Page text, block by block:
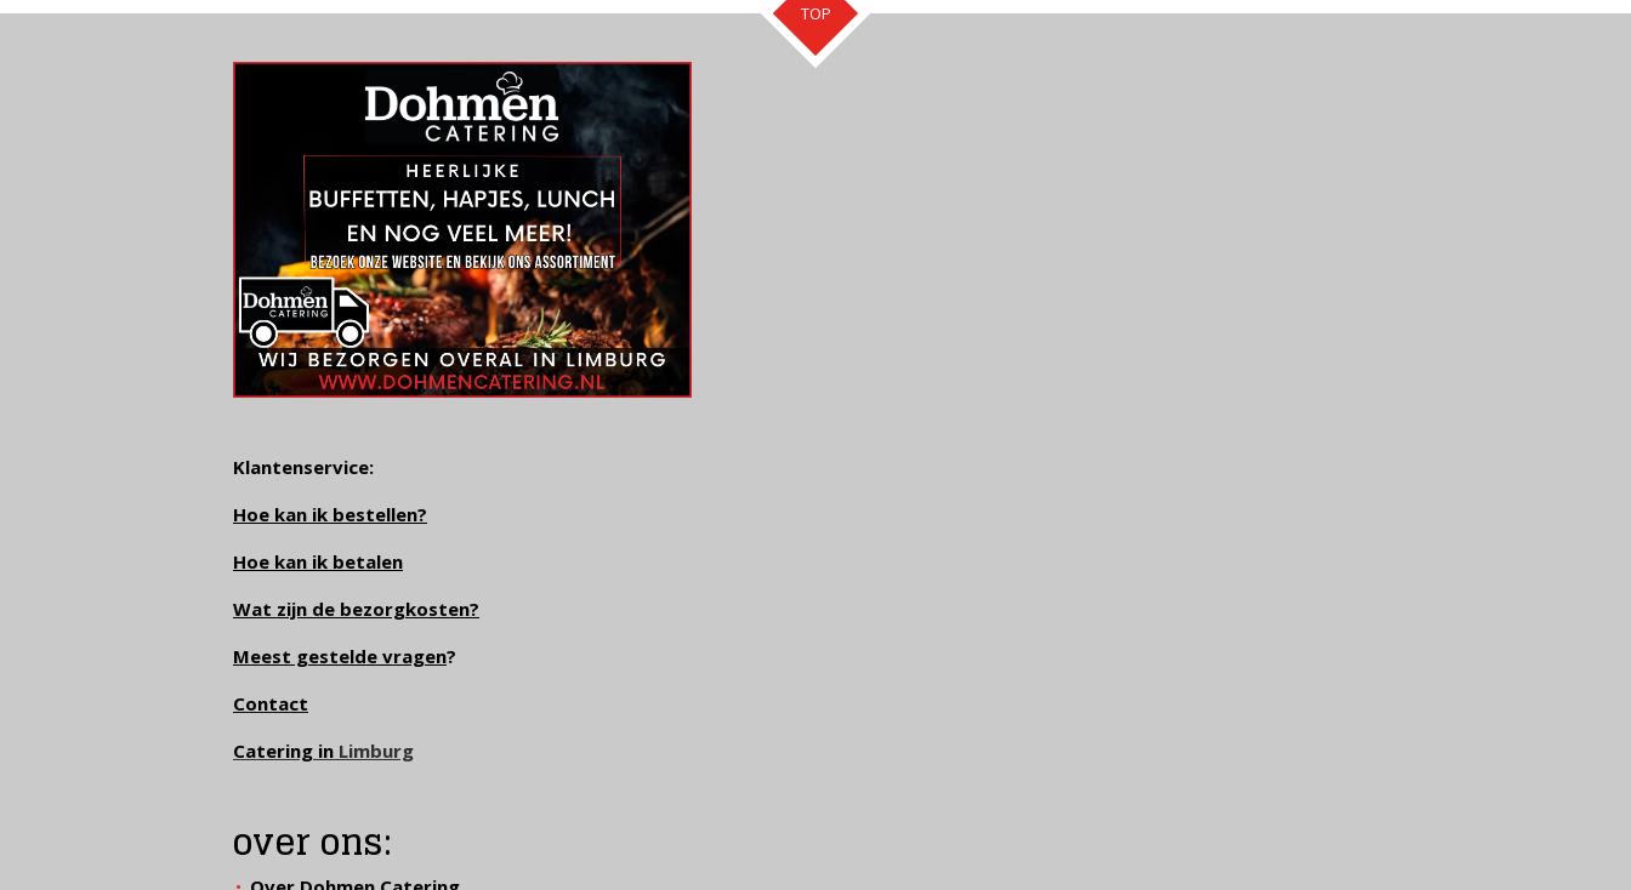
TOP
Klantenservice:
Hoe kan ik bestellen?
Hoe kan ik betalen
Wat zijn de bezorgkosten?
Meest gestelde vragen?
Contact
Catering in Limburg
over ons: